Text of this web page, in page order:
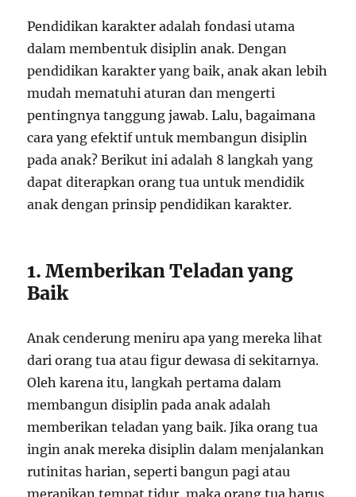
Pendidikan karakter adalah fondasi utama
dalam membentuk disiplin anak. Dengan
pendidikan karakter yang baik, anak akan lebih
mudah mematuhi aturan dan mengerti
pentingnya tanggung jawab. Lalu, bagaimana
cara yang efektif untuk membangun disiplin
pada anak? Berikut ini adalah 8 langkah yang
dapat diterapkan orang tua untuk mendidik
anak dengan prinsip pendidikan karakter.
1. Memberikan Teladan yang
Baik
Anak cenderung meniru apa yang mereka lihat
dari orang tua atau figur dewasa di sekitarnya.
Oleh karena itu, langkah pertama dalam
membangun disiplin pada anak adalah
memberikan teladan yang baik. Jika orang tua
ingin anak mereka disiplin dalam menjalankan
rutinitas harian, seperti bangun pagi atau